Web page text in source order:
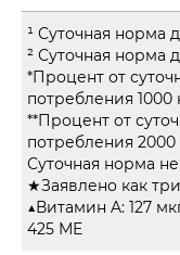
¹ Суточная норма
² Суточная норма
*Процент от
потребления
**Процент от
потребления
Суточная норма
★Заявлено как
▲Витамин A: 127
425 МЕ